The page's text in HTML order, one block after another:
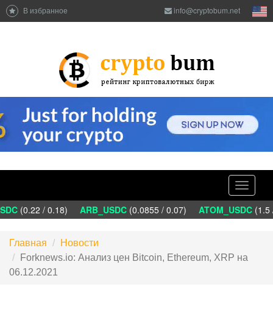
В избранное info@cryptobum.net
Toggle
(0.22 / 0.18) ARB_USDC(0.0855 / 0.07) ATOM_USDC(1.5
Главная
Новости
Forknews.io: Анализ цен Bitcoin, Ethereum, XRP на
06.12.2021